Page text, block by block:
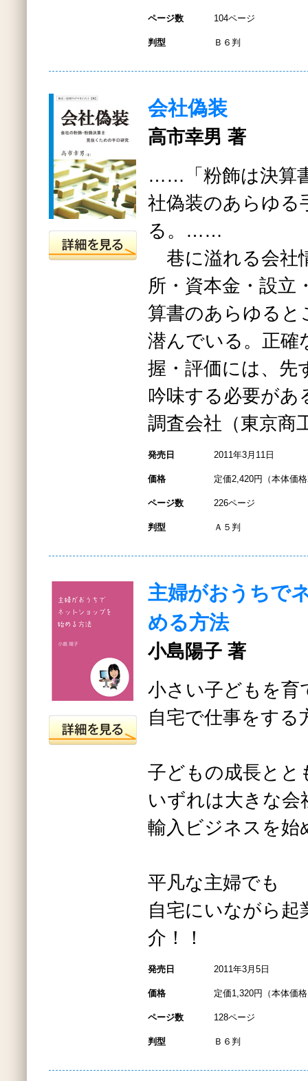
ページ数 104ページ
判型 Ｂ６判
会社偽装
高市幸男 著
……「粉飾は決算
社偽装のあらゆる
る。……
巷に溢れる会社
所・資本金・設
算書のあらゆると
潜んでいる。正確
握・評価には、先
吟味する必要があ
調査会社（東京
発売日 2011年3月11日
価格 定価2,420円（本体価
ページ数 226ページ
判型 Ａ５判
主婦がおうちで
める方法
小島陽子 著
小さい子どもを育
自宅で仕事をする
子どもの成長とと
いずれは大きな
輸入ビジネスを始
平凡な主婦でも
自宅にいながら起
介！！
発売日 2011年3月5日
価格 定価1,320円（本体価
ページ数 128ページ
判型 Ｂ６判